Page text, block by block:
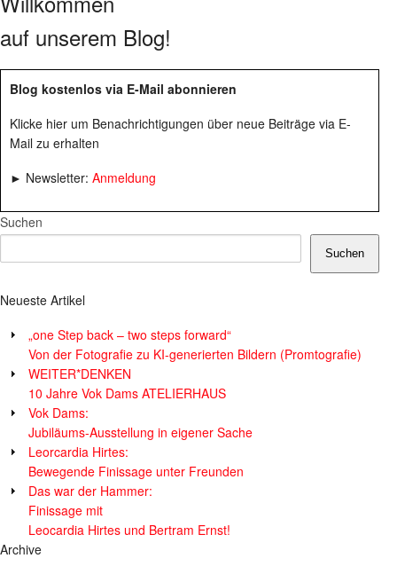
auf unserem Blog!
Blog kostenlos via E-Mail abonnieren
Klicke hier um Benachrichtigungen über neue Beiträge via E-
Mail zu erhalten
► Newsletter: Anmeldung
Suchen
Suchen
Neueste Artikel
„one Step back – two steps forward“
Von der Fotografie zu KI-generierten Bildern (Promtografie)
WEITER*DENKEN
10 Jahre Vok Dams ATELIERHAUS
Vok Dams:
Jubiläums-Ausstellung in eigener Sache
Leorcardia Hirtes:
Bewegende Finissage unter Freunden
Das war der Hammer:
Finissage mit
Leocardia Hirtes und Bertram Ernst!
Archive